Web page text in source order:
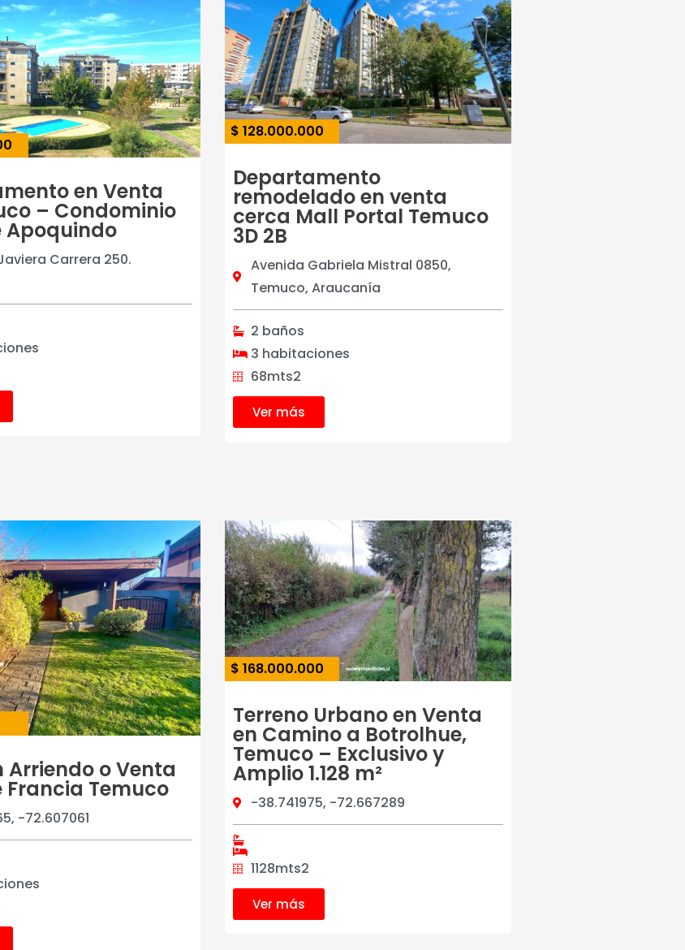
en Venta
– Condominio
Apoquindo
Carrera 250.
$ 128.000.000
Departamento
remodelado en venta
cerca Mall Portal Temuco
3D 2B
Avenida Gabriela Mistral 0850,
Temuco, Araucanía
2 baños
3 habitaciones
68mts2
Ver más
Arriendo o Venta
Francia Temuco
-72.607061
$ 168.000.000
Terreno Urbano en Venta
en Camino a Botrolhue,
Temuco – Exclusivo y
Amplio 1.128 m²
-38.741975, -72.667289
1128mts2
Ver más